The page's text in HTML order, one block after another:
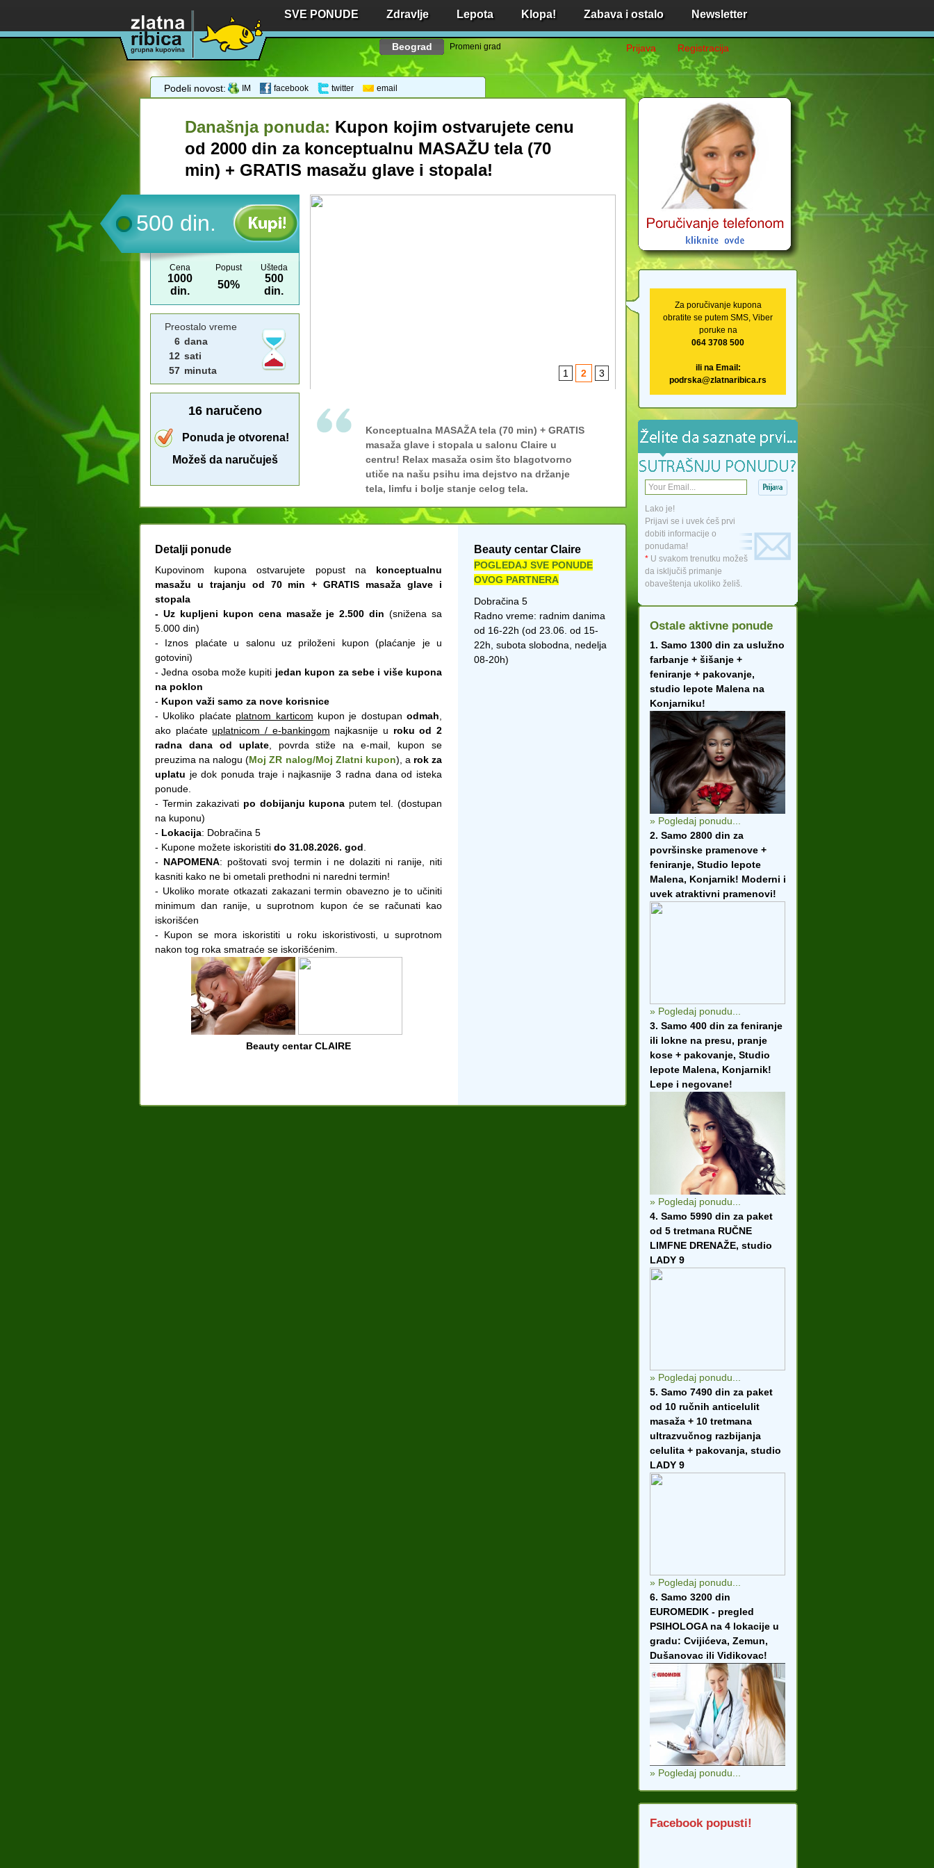
Beograd Promeni grad
SVE PONUDE Zdravlje Lepota Klopa! Zabava i ostalo Newsletter
Prijava Registracija
Podeli novost: IM facebook twitter email
Današnja ponuda: Kupon kojim ostvarujete cenu
od 2000 din za konceptualnu MASAŽU tela (70
min) + GRATIS masažu glave i stopala!
500 din.
Cena Popust Ušteda
1000
din.
50%
500
din.
Preostalo vreme
6 dana
12 sati
57 minuta
16naručeno
Ponuda je otvorena!
Možeš da naručuješ
1 2 3
Konceptualna MASAŽA tela (70 min) + GRATIS
masaža glave i stopala u salonu Claire u
centru! Relax masaža osim što blagotvorno
utiče na našu psihu ima dejstvo na držanje
tela, limfu i bolje stanje celog tela.
Detalji ponude
Kupovinom kupona ostvarujete popust na konceptualnu
masažu u trajanju od 70 min + GRATIS masaža glave i
stopala
- Uz kupljeni kupon cena masaže je 2.500 din(snižena sa
5.000 din)
- Iznos plaćate u salonu uz priloženi kupon (plaćanje je u
gotovini)
- Jedna osoba može kupiti jedan kupon za sebe i više kupona
na poklon
- Kupon važi samo za nove korisnice
- Ukoliko plaćate platnom karticom kupon je dostupan odmah
ako plaćateuplatnicom / e-bankingom najkasnije u roku od 2
radna dana od uplate, povrda stiže na e-mail, kupon se
preuzima na nalogu (Moj ZR nalog/Moj Zlatni kupon), a rok za
uplatu je dok ponuda traje i najkasnije 3 radna dana od isteka
ponude.
- Termin zakazivati po dobijanju kupona putem tel . (dostupan
na kuponu)
- Lokacija: Dobračina 5
- Kupone možete iskoristiti do 31.08.2026. god
- NAPOMENA: poštovati svoj termin i ne dolaziti ni ranije, niti
kasniti kako ne bi ometali prethodni ni naredni termin!
- Ukoliko morate otkazati zakazani termin obavezno je to učiniti
minimum dan ranije, u suprotnom kupon će se računati kao
iskorišćen
- Kupon se mora iskoristiti u roku iskoristivosti, u suprotnom
nakon tog roka smatraće se iskorišćenim.
Beauty centar CLAIRE
Beauty centar Claire
POGLEDAJ SVE PONUDE
OVOG PARTNERA
Dobračina 5
Radno vreme: radnim danima
od 16-22h (od 23.06. od 15-
22h, subota slobodna, nedelja
08-20h)
Za poručivanje kupona
obratite se putem SMS, Viber
poruke na
064 3708 500
ili na Email:
podrska@zlatnaribica.rs
Lako je!
Prijavi se i uvek ćeš prvi
dobiti informacije o
ponudama!
* U svakom trenutku možeš
da isključiš primanje
obaveštenja ukoliko želiš.
Ostale aktivne ponude
1. Samo 1300 din za uslužno
farbanje + šišanje +
feniranje + pakovanje,
studio lepote Malena na
Konjarniku!
» Pogledaj ponudu...
2. Samo 2800 din za
površinske pramenove +
feniranje, Studio lepote
Malena, Konjarnik! Moderni i
uvek atraktivni pramenovi!
» Pogledaj ponudu...
3. Samo 400 din za feniranje
ili lokne na presu, pranje
kose + pakovanje, Studio
lepote Malena, Konjarnik!
Lepe i negovane!
» Pogledaj ponudu...
4. Samo 5990 din za paket
od 5 tretmana RUČNE
LIMFNE DRENAŽE, studio
LADY 9
» Pogledaj ponudu...
5. Samo 7490 din za paket
od 10 ručnih anticelulit
masaža + 10 tretmana
ultrazvučnog razbijanja
celulita + pakovanja, studio
LADY 9
» Pogledaj ponudu...
6. Samo 3200 din
EUROMEDIK - pregled
PSIHOLOGA na 4 lokacije u
gradu: Cvijićeva, Zemun,
Dušanovac ili Vidikovac!
» Pogledaj ponudu...
Facebook popusti!